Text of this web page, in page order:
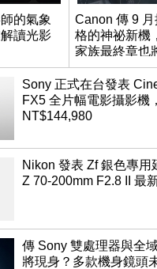
的氣象
讀光影
場
Canon 傳 9
格的神祕新機
家族最終章也
Sony 正式在台發表
FX5 全片幅電影攝影機
NT$144,980
Nikon 發表 Zf 銀色專用
Z 70-200mm F2.8 II 最
傳 Sony 雙處理器與全
將現身？多款機身鏡頭